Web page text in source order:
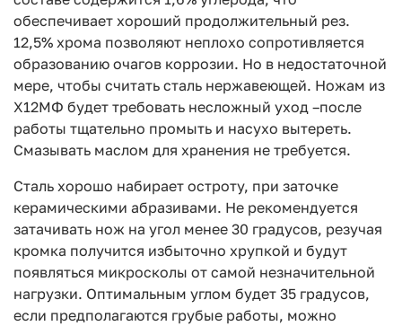
обеспечивает хороший продолжительный рез.
12,5% хрома позволяют неплохо сопротивляется
образованию очагов коррозии. Но в недостаточной
мере, чтобы считать сталь нержавеющей. Ножам из
Х12МФ будет требовать несложный уход –после
работы тщательно промыть и насухо вытереть.
Смазывать маслом для хранения не требуется.
Сталь хорошо набирает остроту, при заточке
керамическими абразивами. Не рекомендуется
затачивать нож на угол менее 30 градусов, резучая
кромка получится избыточно хрупкой и будут
появляться микросколы от самой незначительной
нагрузки. Оптимальным углом будет 35 градусов,
если предполагаются грубые работы, можно